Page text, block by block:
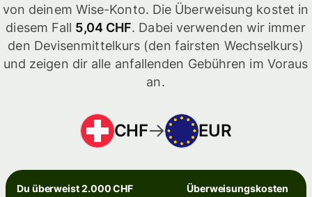
von deinem Wise-Konto. Die Überweisung kostet in
diesem Fall 5,04 CHF. Dabei verwenden wir immer
den Devisenmittelkurs (den fairsten Wechselkurs)
und zeigen dir alle anfallenden Gebühren im Voraus
an.
CHF EUR
Du überweist 2.000 CHF Überweisungskosten